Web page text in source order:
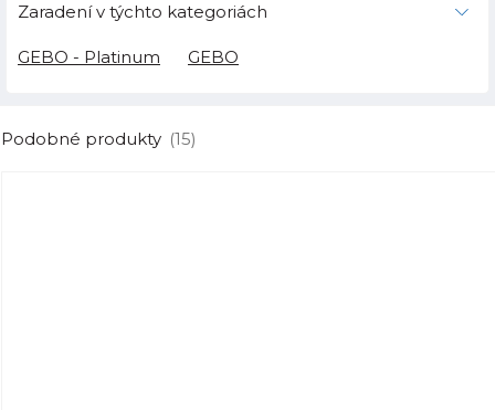
Zaradení v týchto kategoriách
GEBO - Platinum GEBO
Podobné produkty (15)